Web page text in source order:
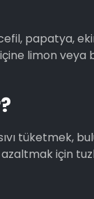
papatya,
limon veya
tüketmek,
için